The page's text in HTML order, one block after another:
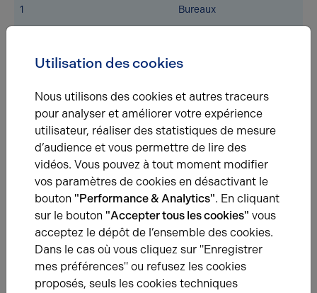
1 Bureaux
Énergie
G
Diagnostic de performance énergétique
Diagnostic DPE en cours
D G
Utilisation des cookies
Nous utilisons des cookies et autres traceurs
pour analyser et améliorer votre expérience
utilisateur, réaliser des statistiques de mesure
d’audience et vous permettre de lire des
vidéos. Vous pouvez à tout moment modifier
vos paramètres de cookies en désactivant le
bouton "Performance & Analytics". En cliquant
sur le bouton "Accepter tous les cookies" vous
acceptez le dépôt de l’ensemble des cookies.
Dans le cas où vous cliquez sur "Enregistrer
mes préférences" ou refusez les cookies
proposés, seuls les cookies techniques